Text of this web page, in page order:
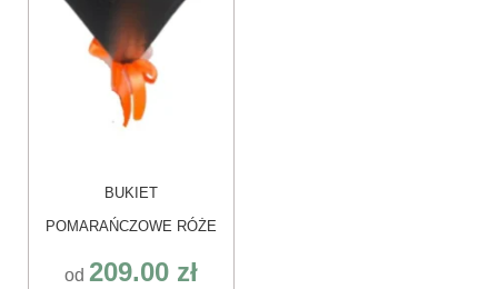
BUKIET
POMARAŃCZOWE RÓŻE
od 209.00 zł
stronie
produktu